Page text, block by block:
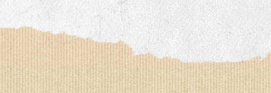
www.biaugerme.com
SATIVA RHEINAU (SAD)
www.sativa-
rheinau.ch
SEMAILLES (SEM)